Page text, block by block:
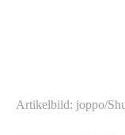
Artikelbild: joppo/